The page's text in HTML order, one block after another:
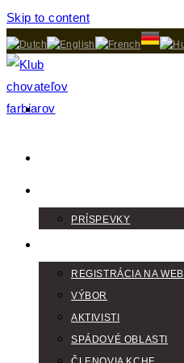
Skip to content
PRÍSPEVKY
REGISTRÁCIA NA WEB
VÝBOR
AKTIVISTI
SPÁDOVÉ OBLASTI